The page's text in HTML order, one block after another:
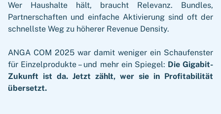
Wer Haushalte hält, braucht Relevanz. Bundles,
Partnerschaften und einfache Aktivierung sind oft der
schnellste Weg zu höherer Revenue Density.
ANGA COM 2025 war damit weniger ein Schaufenster
für Einzelprodukte – und mehr ein Spiegel: Die Gigabit-
Zukunft ist da. Jetzt zählt, wer sie in Profitabilität
übersetzt.